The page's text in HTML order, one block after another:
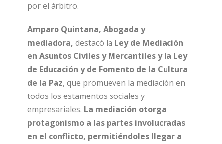
por el árbitro.
Amparo Quintana, Abogada y
mediadora, destacó la Ley de Mediación
en Asuntos Civiles y Mercantiles y la Ley
de Educación y de Fomento de la Cultura
de la Paz, que promueven la mediación en
todos los estamentos sociales y
empresariales. La mediación otorga
protagonismo a las partes involucradas
en el conflicto, permitiéndoles llegar a